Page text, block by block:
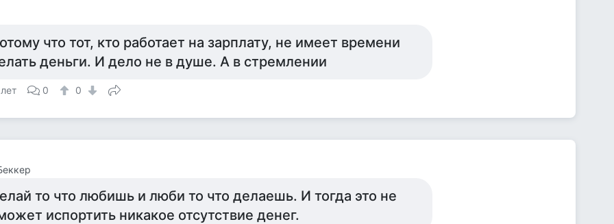
что тот, кто работает на зарплату, не имеет времени
деньги. И дело не в душе. А в стремлении
0 0
то что любишь и люби то что делаешь. И тогда это не
испортить никакое отсутствие денег.